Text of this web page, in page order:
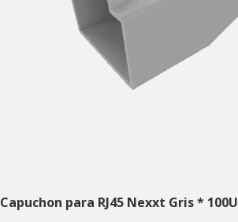
Capuchon para RJ45 Nexxt Gris * 100U